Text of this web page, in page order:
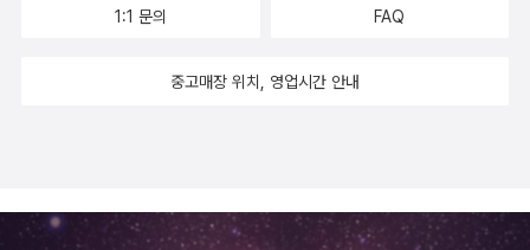
1:1 문의 FAQ
중고매장 위치, 영업시간 안내